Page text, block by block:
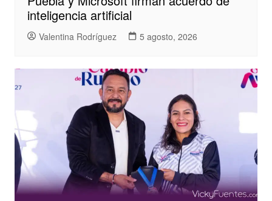
inteligencia artificial
Valentina Rodríguez 5 agosto, 2026